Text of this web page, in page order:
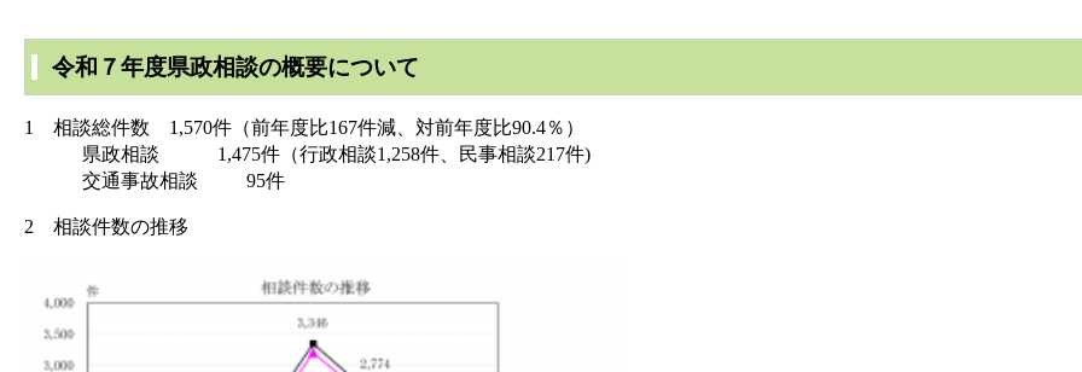
令和７年度県政相談の概要について
1 相談総件数 1,570件（前年度比167件減、対前年度比90.4％）
県政相談 1,475件（行政相談1,258件、民事相談217件)
交通事故相談 95件
2 相談件数の推移